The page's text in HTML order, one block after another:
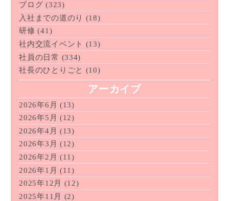
ブログ (323)
入社までの道のり (18)
研修 (41)
社内交流イベント (13)
社員の日常 (334)
社長のひとりごと (10)
アーカイブ
2026年6月 (13)
2026年5月 (12)
2026年4月 (13)
2026年3月 (12)
2026年2月 (11)
2026年1月 (11)
2025年12月
(12)
2025年11月
(2)